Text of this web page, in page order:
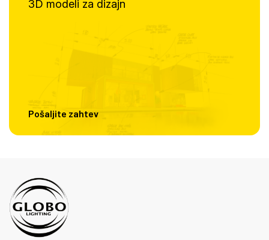
3D modeli za dizajn
Pošaljite zahtev